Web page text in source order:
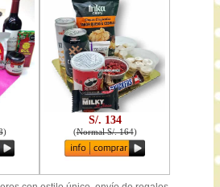
)
S/. 134
(Normal S/. 164)